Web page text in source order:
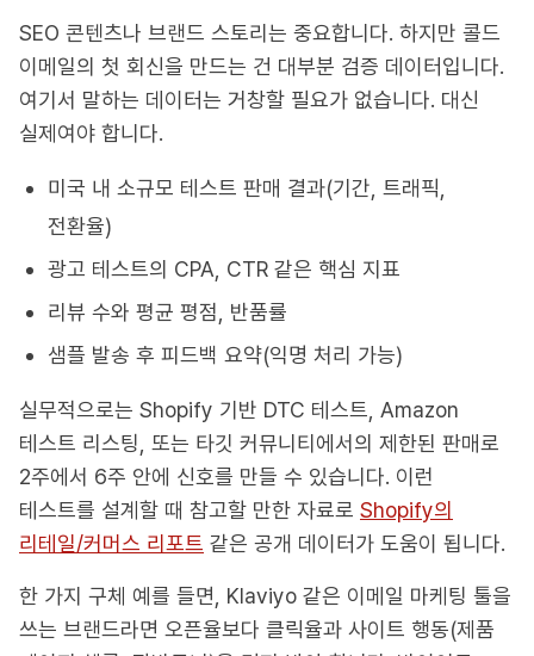
SEO 콘텐츠나 브랜드 스토리는 중요합니다. 하지만 콜드
이메일의 첫 회신을 만드는 건 대부분 검증 데이터입니다.
여기서 말하는 데이터는 거창할 필요가 없습니다. 대신
실제여야 합니다.
미국 내 소규모 테스트 판매 결과(기간, 트래픽,
전환율)
광고 테스트의 CPA, CTR 같은 핵심 지표
리뷰 수와 평균 평점, 반품률
샘플 발송 후 피드백 요약(익명 처리 가능)
실무적으로는 Shopify 기반 DTC 테스트, Amazon
테스트 리스팅, 또는 타깃 커뮤니티에서의 제한된 판매로
2주에서 6주 안에 신호를 만들 수 있습니다. 이런
테스트를 설계할 때 참고할 만한 자료로 Shopify의
리테일/커머스 리포트 같은 공개 데이터가 도움이 됩니다.
한 가지 구체 예를 들면, Klaviyo 같은 이메일 마케팅 툴을
쓰는 브랜드라면 오픈율보다 클릭율과 사이트 행동(제품